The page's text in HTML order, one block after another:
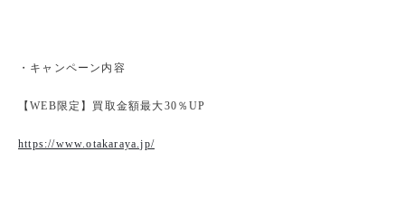
・キャンペーン内容
【WEB限定】買取金額最大30％UP
https://www.otakaraya.jp/